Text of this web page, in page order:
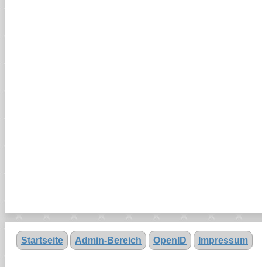
Startseite Admin-Bereich OpenID Impressum